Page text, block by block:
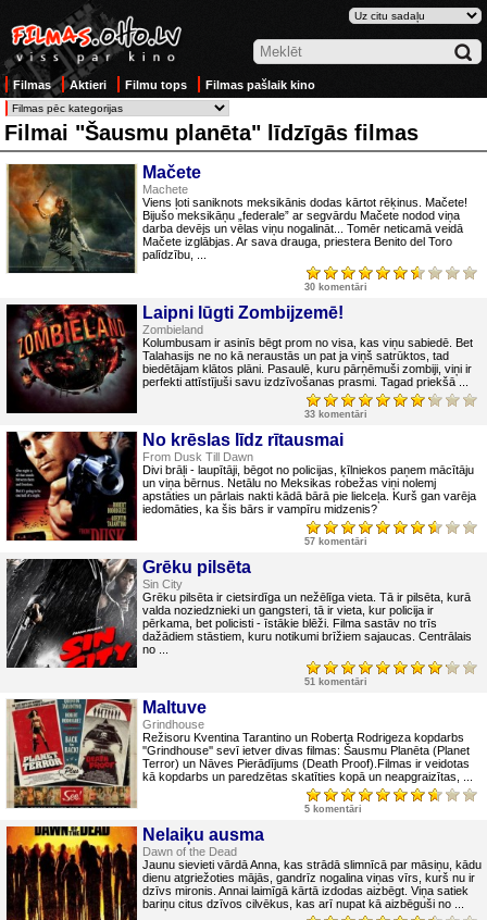
Filmas Aktieri Filmu tops Filmas pašlaik kino
Filmai "Šausmu planēta" līdzīgās filmas
Mačete
Machete
Viens ļoti saniknots meksikānis dodas kārtot rēķinus. Mačete!
Bijušo meksikāņu „federale” ar segvārdu Mačete nodod viņa
darba devējs un vēlas viņu nogalināt... Tomēr neticamā veidā
Mačete izglābjas. Ar sava drauga, priestera Benito del Toro
palīdzību, ...
30 komentāri
Laipni lūgti Zombijzemē!
Zombieland
Kolumbusam ir asinīs bēgt prom no visa, kas viņu sabiedē. Bet
Talahasijs ne no kā neraustās un pat ja viņš satrūktos, tad
biedētājam klātos plāni. Pasaulē, kuru pārņēmuši zombiji, viņi ir
perfekti attīstījuši savu izdzīvošanas prasmi. Tagad priekšā ...
33 komentāri
No krēslas līdz rītausmai
From Dusk Till Dawn
Divi brāļi - laupītāji, bēgot no policijas, ķīlniekos paņem mācītāju
un viņa bērnus. Netālu no Meksikas robežas viņi nolemj
apstāties un pārlais nakti kādā bārā pie lielceļa. Kurš gan varēja
iedomāties, ka šis bārs ir vampīru midzenis?
57 komentāri
Grēku pilsēta
Sin City
Grēku pilsēta ir cietsirdīga un nežēlīga vieta. Tā ir pilsēta, kurā
valda noziedznieki un gangsteri, tā ir vieta, kur policija ir
pērkama, bet policisti - īstākie blēži. Filma sastāv no trīs
dažādiem stāstiem, kuru notikumi brīžiem sajaucas. Centrālais
no ...
51 komentāri
Maltuve
Grindhouse
Režisoru Kventina Tarantino un Roberta Rodrigeza kopdarbs
''Grindhouse'' sevī ietver divas filmas: Šausmu Planēta (Planet
Terror) un Nāves Pierādījums (Death Proof).Filmas ir veidotas
kā kopdarbs un paredzētas skatīties kopā un neapgraizītas, ...
5 komentāri
Nelaiķu ausma
Dawn of the Dead
Jaunu sievieti vārdā Anna, kas strādā slimnīcā par māsiņu, kādu
dienu atgriežoties mājās, gandrīz nogalina viņas vīrs, kurš nu ir
dzīvs mironis. Annai laimīgā kārtā izdodas aizbēgt. Viņa satiek
bariņu citus dzīvos cilvēkus, kas arī nupat kā aizbēguši no ...